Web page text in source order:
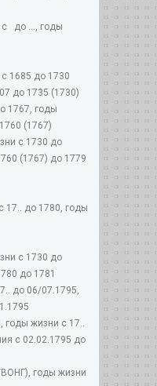
с до ..., годы
1685 до 1730
до 1735 (1730)
1767, годы
(1767)
с 1730 до
(1767) до 1779
17.. до 1780, годы
с 1730 до
до 1781
до 06/07.1795,
жизни с 17..
с 02.02.1795 до
годы жизни